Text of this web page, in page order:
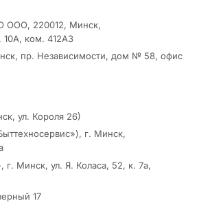
ООО, 220012, Минск,
10А, ком. 412А3
пр. Независимости, дом № 58, офис
ул. Короля 26)
г. Минск,
Минск, ул. Я. Коласа, 52, к. 7а,
17